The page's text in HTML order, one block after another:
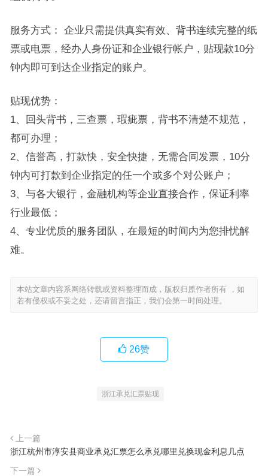
服务方式： 企业只需提供真实有效、背书连续完整的纸
票或电票，经办人身份证和企业银行帐户，贴现款10分
钟内即可到达企业指定的账户。
贴现优势：
1、回头背书，三查票，瑕疵票，背书不清楚不规范，
都可办理；
2、信誉高，打款快，安全快捷，无需合同发票，10分
钟内可打款到企业指定的任一个或多个对公账户；
3、与各大银行，金融机构等企业直接合作，保证利率
行业最低；
4、专业优质的服务团队，在最短的时间内为您排忧解
难。
本站文章内容系网络转载或资料整理而成，版权归原作者所有 ，如
若有侵权或不妥之处，还请留言指正，我们会第一时间处理。
26赞
浙江承兑汇票贴现
上一篇
浙江杭州市淳安县商业承兑汇票怎么承兑哪里兑换现金利息几点
下一篇